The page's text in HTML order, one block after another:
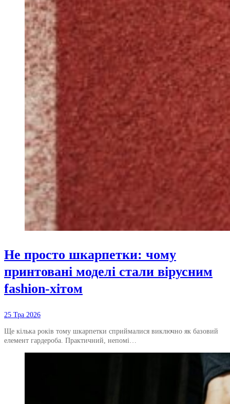
Не просто шкарпетки: чому
принтовані моделі стали вірусним
fashion-хітом
25 Тра 2026
Ще кілька років тому шкарпетки сприймалися виключно як базовий
елемент гардероба. Практичний, непомі…